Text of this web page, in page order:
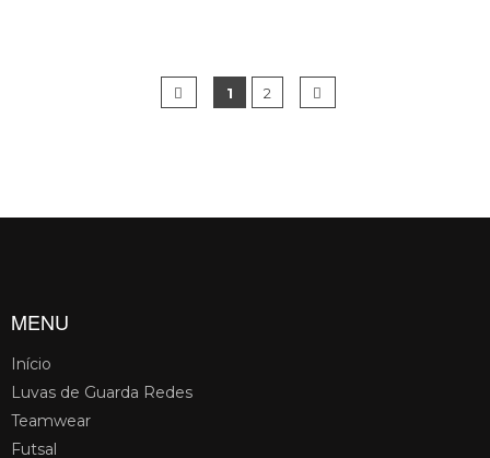
1 2
MENU
Início
Luvas de Guarda Redes
Teamwear
Futsal